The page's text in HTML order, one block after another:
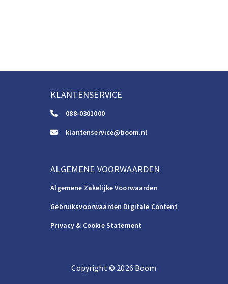
KLANTENSERVICE
088-0301000
klantenservice@boom.nl
ALGEMENE VOORWAARDEN
Algemene Zakelijke Voorwaarden
Gebruiksvoorwaarden Digitale Content
Privacy & Cookie Statement
Copyright©️ 2026 Boom